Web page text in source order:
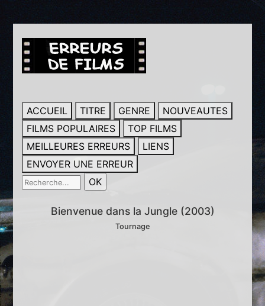
ACCUEIL TITRE GENRE
NOUVEAUTES
FILMS POPULAIRES
TOP FILMS
MEILLEURES ERREURS
LIENS
ENVOYER UNE ERREUR
Bienvenue dans la Jungle (2003)
Tournage